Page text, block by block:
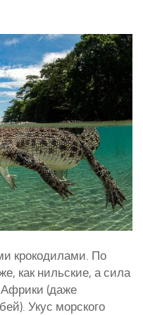
крокодилами. По
как нильские, а сила
Африки (даже
Укус морского